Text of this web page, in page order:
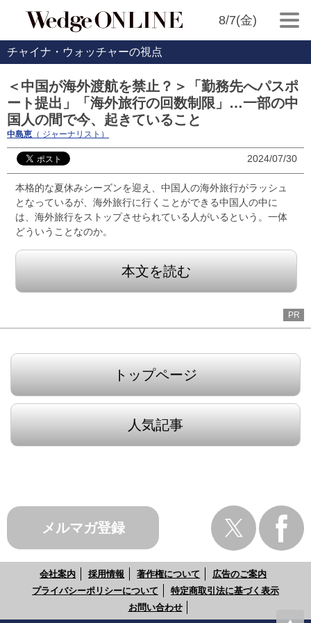
8/7(金)
チャイナ・ウォッチャーの視点
＜中国が海外渡航を禁止？＞「勤務先へパスポ
ート提出」「海外旅行の回数制限」…一部の中
国人の間で今、起きていること
中島恵 （ ジャーナリスト）
2024/07/30
本格的な夏休みシーズンを迎え、中国人の海外旅行がラッシュ
となっているが、海外旅行に行くことができる中国人の中に
は、海外旅行をストップさせられている人がいるという。一体
どういうことなのか。
本文を読む
PR
トップページ
人気記事
メルマガ登録
会社案内 採用情報 著作権について
広告のご案内
プライバシーポリシーについて
特定商取引法に基づく表示
お問い合わせ